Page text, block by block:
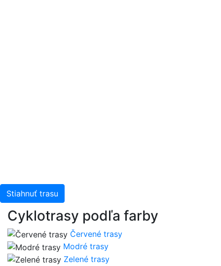
Stiahnuť trasu
Cyklotrasy podľa farby
Červené trasy
Modré trasy
Zelené trasy